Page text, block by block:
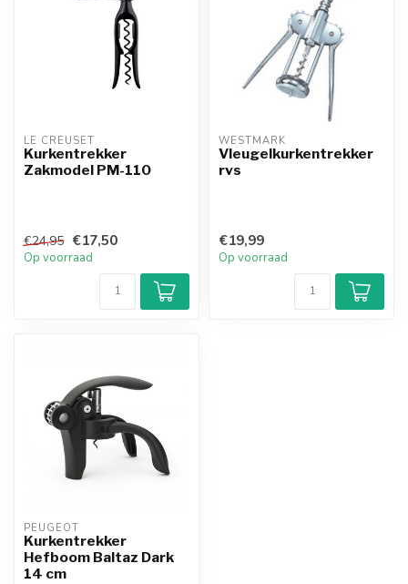
LE CREUSET
Kurkentrekker
Zakmodel PM-110
€24,95 €17,50
Op voorraad
WESTMARK
Vleugelkurkentrekker
rvs
€19,99
Op voorraad
PEUGEOT
Kurkentrekker
Hefboom Baltaz Dark
14 cm